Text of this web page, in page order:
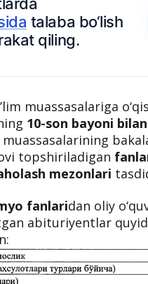
muassasalariga
10-son bayoni
topshiriladigan
mezonlari